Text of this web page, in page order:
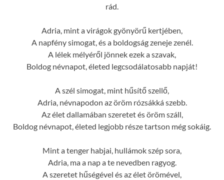
rád.
Adria, mint a virágok gyönyörű kertjében,
A napfény simogat, és a boldogság zeneje zenél.
A lélek mélyéről jönnek ezek a szavak,
Boldog névnapot, életed legcsodálatosabb napját!
A szél simogat, mint hűsítő szellő,
Adria, névnapodon az öröm rózsákká szebb.
Az élet dallamában szeretet és öröm száll,
Boldog névnapot, életed legjobb része tartson még sokáig.
Mint a tenger habjai, hullámok szép sora,
Adria, ma a nap a te nevedben ragyog.
A szeretet hűségével és az élet örömével,